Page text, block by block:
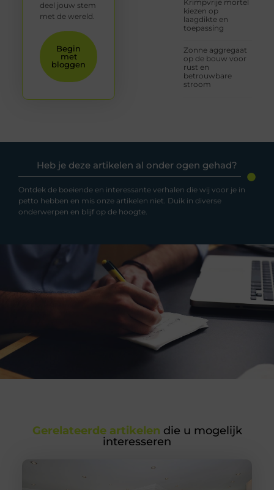
Krimpvrije mortel
kiezen op
laagdikte en
toepassing
Zonne aggregaat
op de bouw voor
rust en
betrouwbare
stroom
deel jouw stem
met de wereld.
Begin
met
bloggen
Heb je deze artikelen al onder ogen gehad?
Ontdek de boeiende en interessante verhalen die wij voor je in
petto hebben en mis onze artikelen niet. Duik in diverse
onderwerpen en blijf op de hoogte.
Gerelateerde artikelen die u mogelijk
interesseren